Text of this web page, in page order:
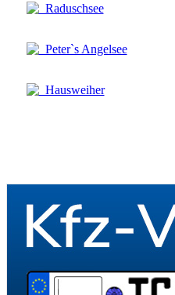
Raduschsee
Peter`s Angelsee
Hausweiher